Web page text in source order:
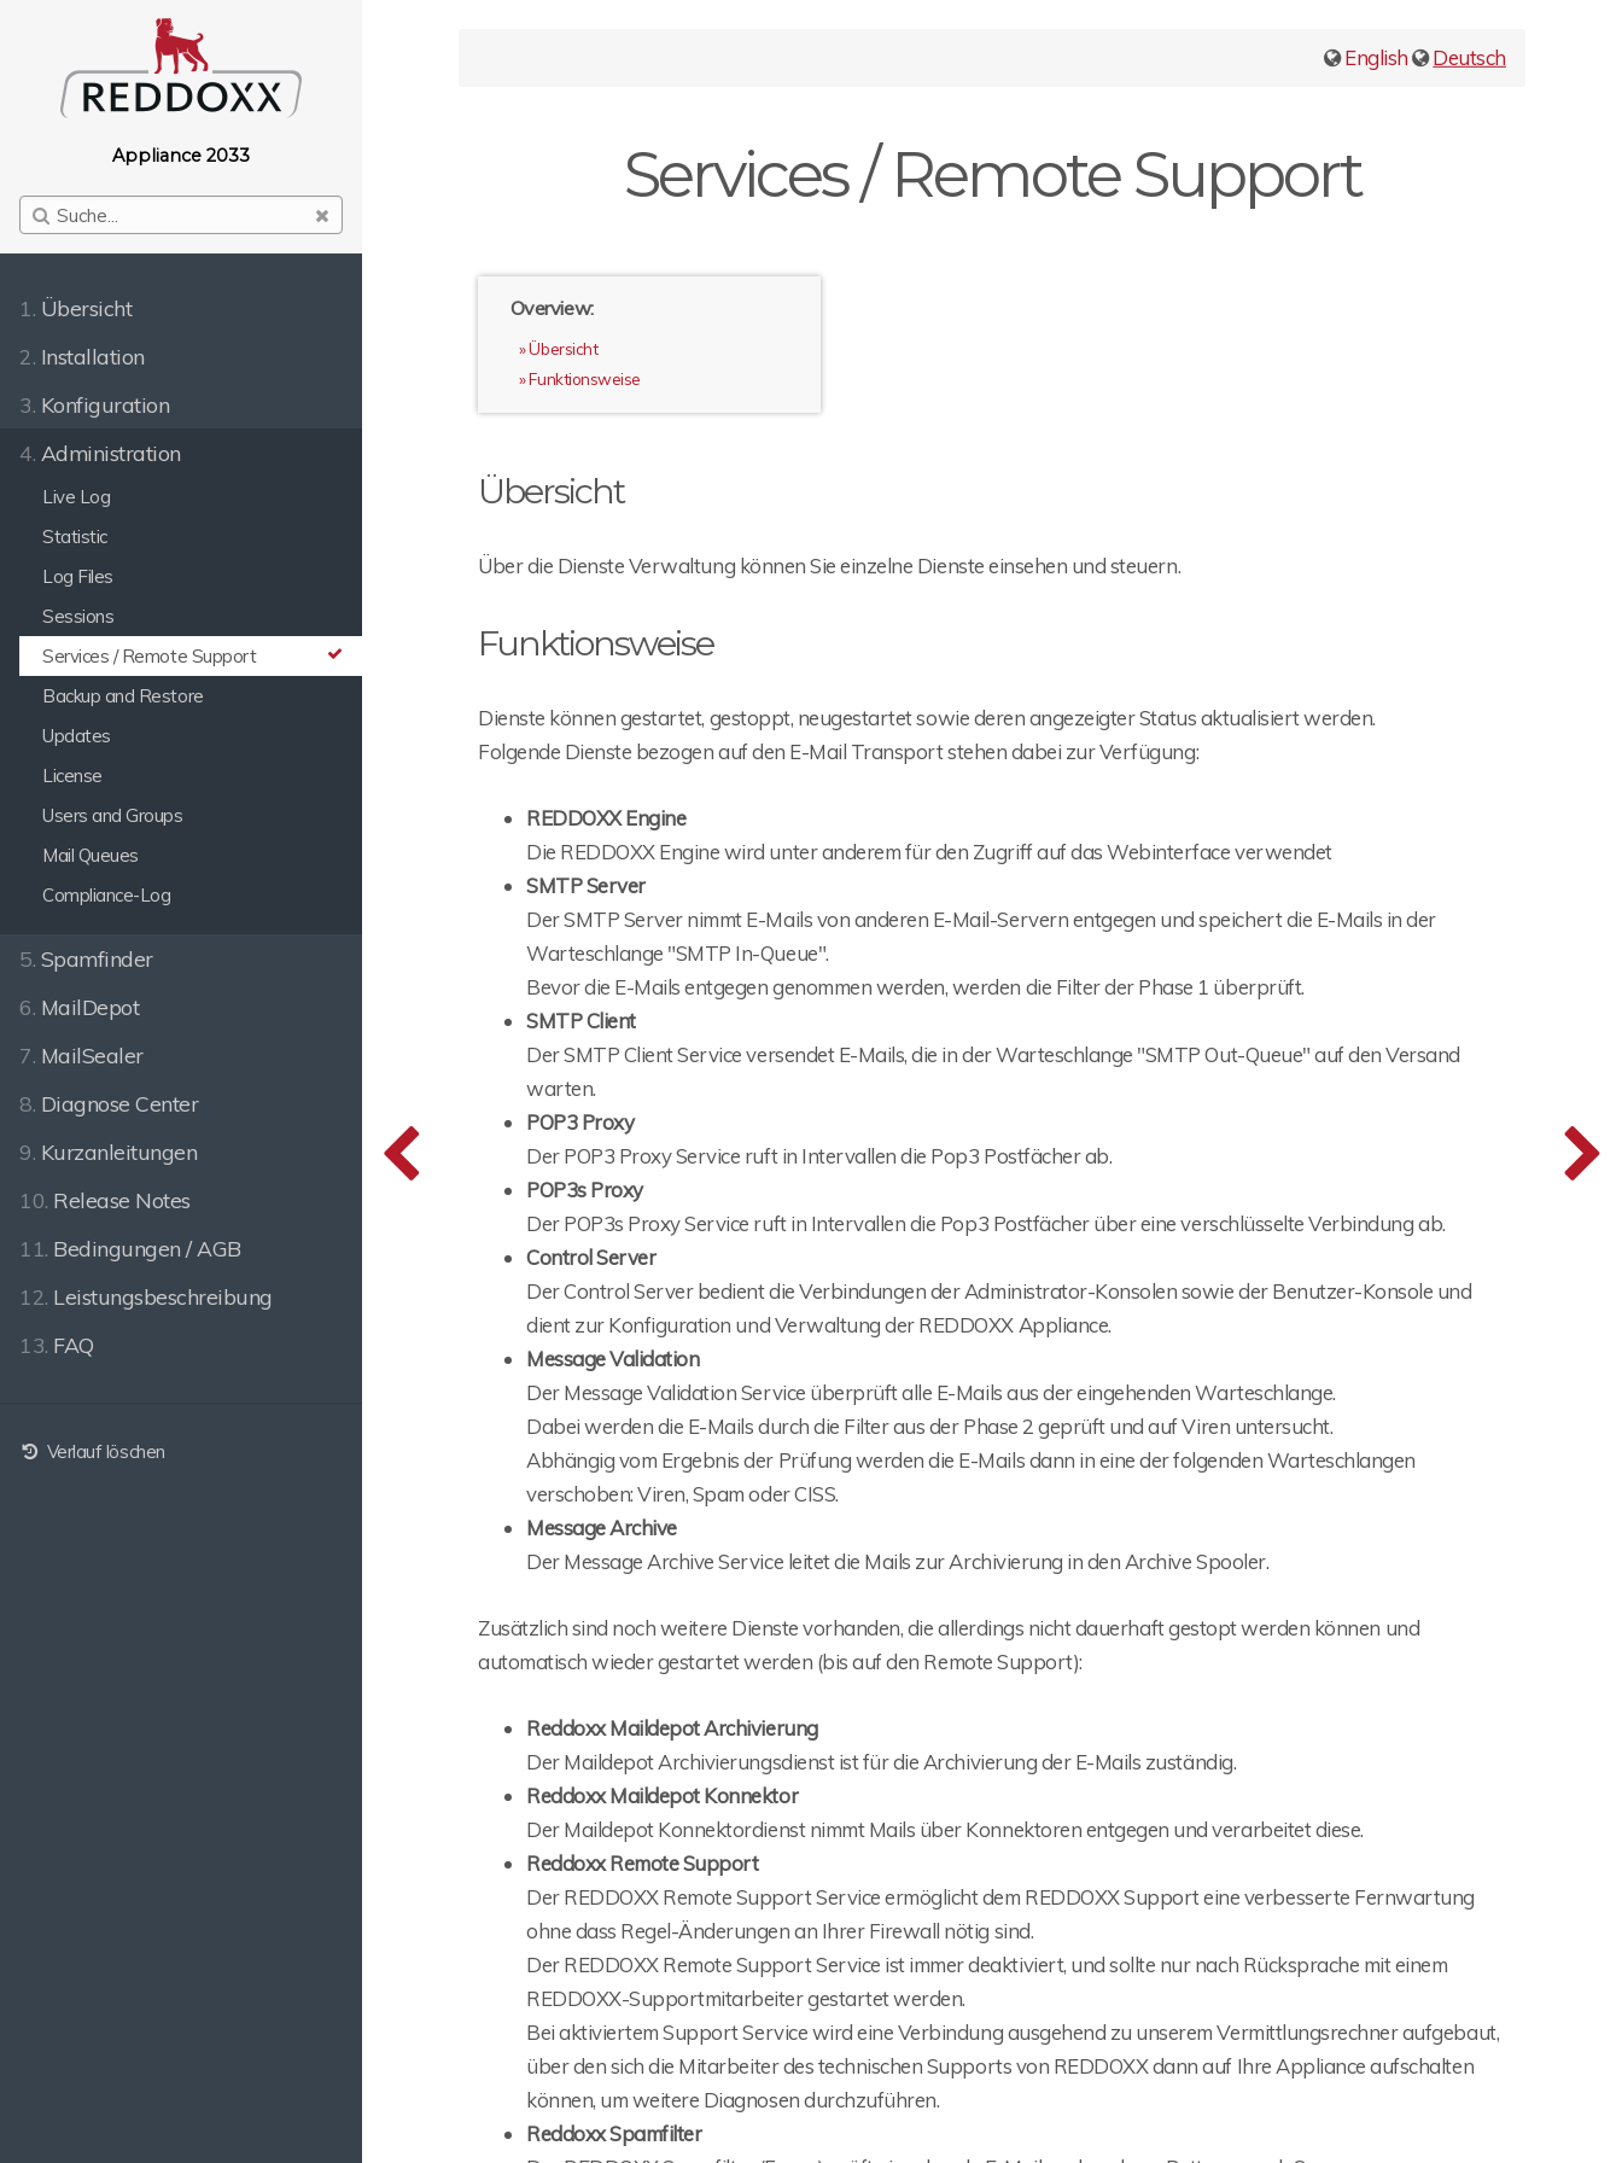
Appliance 2033
1. Übersicht
2. Installation
3. Konfiguration
4. Administration
Live Log
Statistic
Log Files
Sessions
Services / Remote Support
Backup and Restore
Updates
License
Users and Groups
Mail Queues
Compliance-Log
5. Spamfinder
6. MailDepot
7. MailSealer
8. Diagnose Center
9. Kurzanleitungen
10. Release Notes
11. Bedingungen / AGB
12. Leistungsbeschreibung
13. FAQ
Verlauf löschen
English Deutsch
Services / Remote Support
Overview:
Übersicht
Funktionsweise
Übersicht
Über die Dienste Verwaltung können Sie einzelne Dienste einsehen und steuern.
Funktionsweise
Dienste können gestartet, gestoppt, neugestartet sowie deren angezeigter Status aktualisiert werden.
Folgende Dienste bezogen auf den E-Mail Transport stehen dabei zur Verfügung:
REDDOXX Engine
Die REDDOXX Engine wird unter anderem für den Zugriff auf das Webinterface verwendet
SMTP Server
Der SMTP Server nimmt E-Mails von anderen E-Mail-Servern entgegen und speichert die E-Mails in der
Warteschlange "SMTP In-Queue".
Bevor die E-Mails entgegen genommen werden, werden die Filter der Phase 1 überprüft.
SMTP Client
Der SMTP Client Service versendet E-Mails, die in der Warteschlange "SMTP Out-Queue" auf den Versand
warten.
POP3 Proxy
Der POP3 Proxy Service ruft in Intervallen die Pop3 Postfächer ab.
POP3s Proxy
Der POP3s Proxy Service ruft in Intervallen die Pop3 Postfächer über eine verschlüsselte Verbindung ab.
Control Server
Der Control Server bedient die Verbindungen der Administrator-Konsolen sowie der Benutzer-Konsole und
dient zur Konfiguration und Verwaltung der REDDOXX Appliance.
Message Validation
Der Message Validation Service überprüft alle E-Mails aus der eingehenden Warteschlange.
Dabei werden die E-Mails durch die Filter aus der Phase 2 geprüft und auf Viren untersucht.
Abhängig vom Ergebnis der Prüfung werden die E-Mails dann in eine der folgenden Warteschlangen
verschoben: Viren, Spam oder CISS.
Message Archive
Der Message Archive Service leitet die Mails zur Archivierung in den Archive Spooler.
Zusätzlich sind noch weitere Dienste vorhanden, die allerdings nicht dauerhaft gestopt werden können und
automatisch wieder gestartet werden (bis auf den Remote Support):
Reddoxx Maildepot Archivierung
Der Maildepot Archivierungsdienst ist für die Archivierung der E-Mails zuständig.
Reddoxx Maildepot Konnektor
Der Maildepot Konnektordienst nimmt Mails über Konnektoren entgegen und verarbeitet diese.
Reddoxx Remote Support
Der REDDOXX Remote Support Service ermöglicht dem REDDOXX Support eine verbesserte Fernwartung
ohne dass Regel-Änderungen an Ihrer Firewall nötig sind.
Der REDDOXX Remote Support Service ist immer deaktiviert, und sollte nur nach Rücksprache mit einem
REDDOXX-Supportmitarbeiter gestartet werden.
Bei aktiviertem Support Service wird eine Verbindung ausgehend zu unserem Vermittlungsrechner aufgebaut,
über den sich die Mitarbeiter des technischen Supports von REDDOXX dann auf Ihre Appliance aufschalten
können, um weitere Diagnosen durchzuführen.
Reddoxx Spamfilter